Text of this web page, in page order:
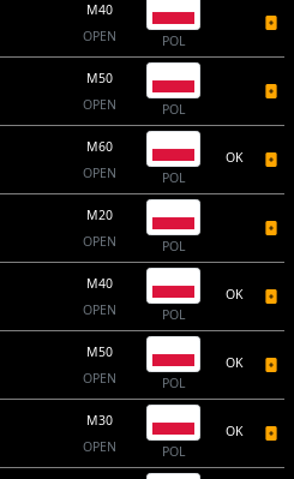
M40
OPEN
POL
M50
OPEN
POL
M60
OPEN
POL
OK
M20
OPEN
POL
M40
OPEN
POL
OK
M50
OPEN
POL
OK
M30
OPEN
POL
OK